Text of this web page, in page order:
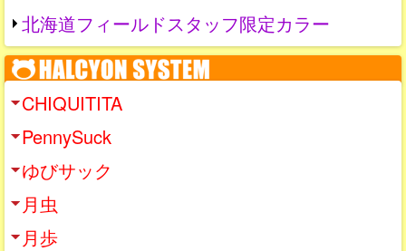
北海道フィールドスタッフ限定カラー
CHIQUITITA
PennySuck
ゆびサック
月虫
月歩